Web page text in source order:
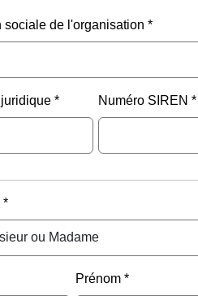
sociale de l'organisation
Numéro SIREN
Prénom